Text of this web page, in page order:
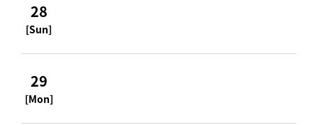
28
[Sun]
29
[Mon]